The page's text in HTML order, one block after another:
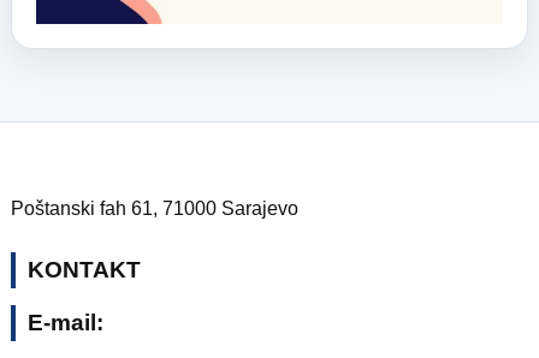
Poštanski fah 61, 71000 Sarajevo
KONTAKT
E-mail: